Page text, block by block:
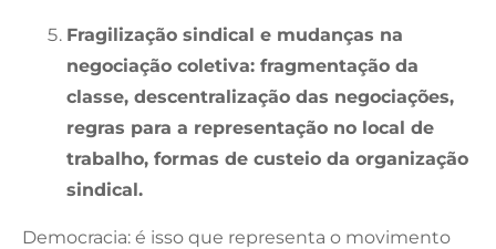
Fragilização sindical e mudanças na
negociação coletiva: fragmentação da
classe, descentralização das negociações,
regras para a representação no local de
trabalho, formas de custeio da organização
sindical.
Democracia: é isso que representa o movimento